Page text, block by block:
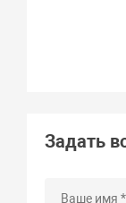
Задать